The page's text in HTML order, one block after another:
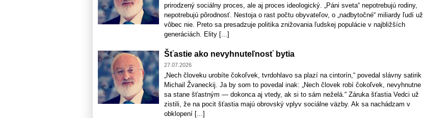
prirodzený sociálny proces, ale aj proces ideologický. „Páni sveta“ nepotrebujú rodiny,
nepotrebujú pôrodnosť. Nestoja o rast počtu obyvateľov, o „nadbytočné“ miliardy ľudí už
vôbec nie. Preto sa presadzuje politika znižovania ľudskej populácie v najbližších
generáciách. Elity [...]
Šťastie ako nevyhnuteľnosť bytia
27.07.2026
„Nech človeku urobíte čokoľvek, tvrdohlavo sa plazí na cintorín,“ povedal slávny satirik
Michail Žvaneckij. Ja by som to povedal inak: „Nech človek robí čokoľvek, nevyhnutne
sa stane šťastným — dokonca aj vtedy, ak si to sám neželá.“ Záruka šťastia Vedci už
zistili, že na pocit šťastia majú obrovský vplyv sociálne väzby. Ak sa nachádzam v
obklopení [...]